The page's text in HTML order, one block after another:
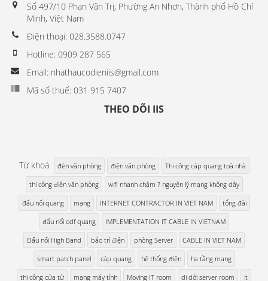
Số 497/10 Phan Văn Trị, Phường An Nhơn, Thành phố Hồ Chí
Minh, Việt Nam
Điện thoại: 028.3588.0747
Hotline: 0909 287 565
Email: nhathaucodieniis@gmail.com
Mã số thuế: 031 915 7407
THEO DÕI IIS
Từ khoá đèn văn phòng điện văn phòng Thi công cáp quang toà nhà
thi công điện văn phòng wifi nhanh chậm ? nguyên lý mạng không dây
đấu nối quang mạng INTERNET CONTRACTOR IN VIET NAM tổng đài
đấu nối odf quang IMPLEMENTATION IT CABLE IN VIETNAM
Đấu nối High Band bảo trì điện phòng Server CABLE IN VIET NAM
smart patch panel cáp quang hệ thống điện hạ tầng mạng
thi công cửa từ mạng máy tính Moving IT room di dời server room it